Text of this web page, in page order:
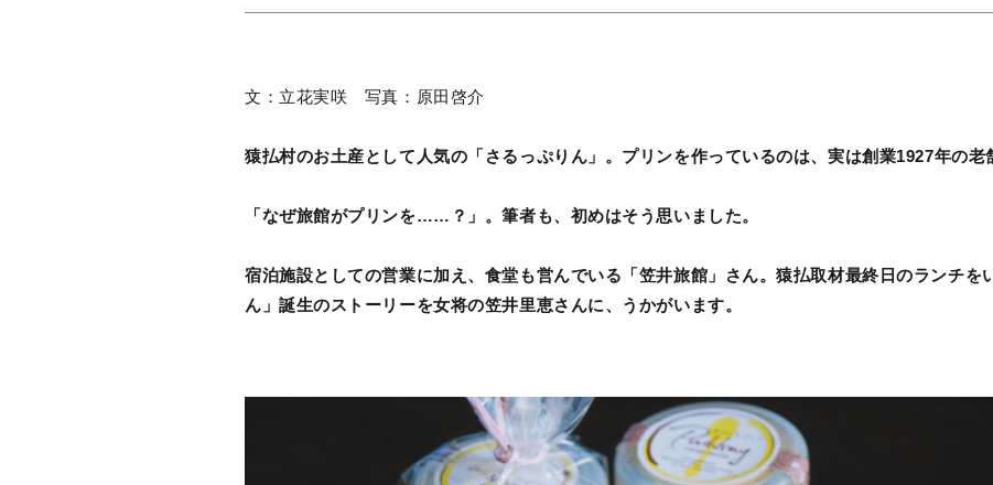
文：立花実咲 写真：原田啓介
猿払村のお土産として人気の「さるっぷりん」。プリンを作っているのは、実は創業1927年の老
「なぜ旅館がプリンを……？」。筆者も、初めはそう思いました。
宿泊施設としての営業に加え、食堂も営んでいる「笠井旅館」さん。猿払取材最終日のランチを
ん」誕生のストーリーを女将の笠井里恵さんに、うかがいます。